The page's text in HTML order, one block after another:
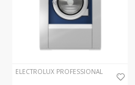
ELECTROLUX PROFESSIONAL